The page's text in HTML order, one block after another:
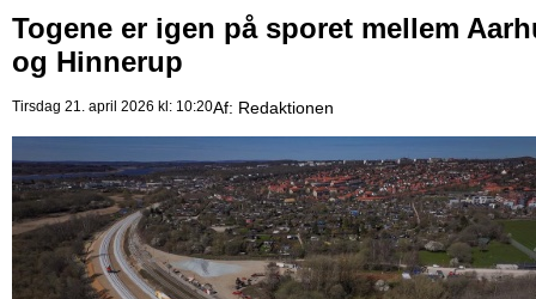
Togene er igen på sporet mellem
og Hinnerup
Tirsdag 21. april 2026 kl: 10:20Af: Redaktionen